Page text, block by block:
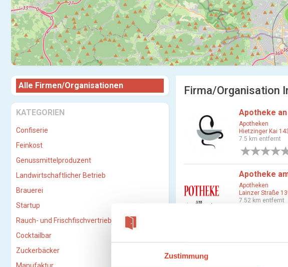
Zustimmung
Alle Firmen/Organisationen
KATEGORIEN
Confiserie
Feinkost
Genussmittelproduzent
Landwirtschaftlicher Betrieb
Brauerei
Startup
Rauch- und Frischfischvertriebs-GmbH
Cocktailbar
Zuckerbäcker
Firma/Organisation
Apotheke
Apotheken
Hietzinger Kai
7.5 km entfernt
Apotheke
Apotheken
Lainzer Straße
7.52 km entfernt
Lavaterstraße 3,